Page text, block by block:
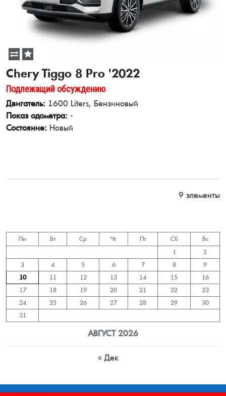
Chery Tiggo 8 Pro '2022
Подлежащий обсуждению
Двигатель: 1600 Liters, Бензиновый
Показ одометра: -
Состояние: Новый
9 элементы
АВГУСТ 2026
Пн Вт Ср Чт Пт Сб
Вс
1
2
3
4 5 6 7 8
9
10
11 12 13 14 15
16
17
18 19 20 21 22
23
24
25 26 27 28 29
30
31
« Дек